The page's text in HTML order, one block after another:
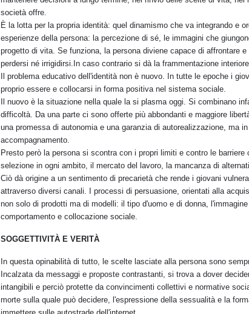
società offre.
È la lotta per la propria identità: quel dinamismo che va integrando e
esperienze della persona: la percezione di sé, le immagini che
progetto di vita. Se funziona, la persona diviene capace di affrontare
perdersi né irrigidirsi.In caso contrario si dà la frammentazione
Il problema educativo dell'identità non è nuovo. In tutte le epoche i
proprio essere e collocarsi in forma positiva nel sistema sociale.
Il nuovo è la situazione nella quale la si plasma oggi. Si combinano
difficoltà. Da una parte ci sono offerte più abbondanti e maggiore
una promessa di autonomia e una garanzia di autorealizzazione, ma
accompagnamento.
Presto però la persona si scontra con i propri limiti e contro le
selezione in ogni ambito, il mercato del lavoro, la mancanza di
Ciò dà origine a un sentimento di precarietà che rende i giovani
attraverso diversi canali. I processi di persuasione, orientati alla
non solo di prodotti ma di modelli: il tipo d'uomo e di donna,
comportamento e collocazione sociale.
SOGGETTIVITÀ E VERITÀ
In questa opinabilità di tutto, le scelte lasciate alla persona sono
Incalzata da messaggi e proposte contrastanti, si trova a dover
intangibili e perciò protette da convincimenti collettivi e normative
morte sulla quale può decidere, l'espressione della sessualità e la